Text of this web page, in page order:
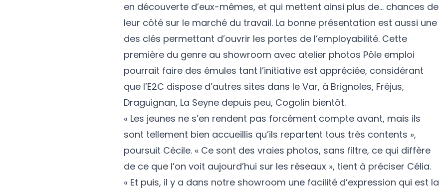
en découverte d’eux-mêmes, et qui mettent ainsi plus de… chances de
leur côté sur le marché du travail. La bonne présentation est aussi une
des clés permettant d’ouvrir les portes de l’employabilité. Cette
première du genre au showroom avec atelier photos Pôle emploi
pourrait faire des émules tant l’initiative est appréciée, considérant
que l’E2C dispose d’autres sites dans le Var, à Brignoles, Fréjus,
Draguignan, La Seyne depuis peu, Cogolin bientôt.
« Les jeunes ne s’en rendent pas forcément compte avant, mais ils
sont tellement bien accueillis qu’ils repartent tous très contents »,
poursuit Cécile. « Ce sont des vraies photos, sans filtre, ce qui diffère
de ce que l’on voit aujourd’hui sur les réseaux », tient à préciser Célia.
« Et puis, il y a dans notre showroom une facilité d’expression qui est la